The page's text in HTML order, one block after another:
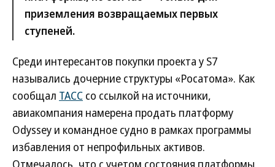
приземления возвращаемых первых
ступеней.
Среди интересантов покупки проекта у S7
назывались дочерние структуры «Росатома». Как
сообщал ТАСС со ссылкой на источники,
авиакомпания намерена продать платформу
Odyssey и командное судно в рамках программы
избавления от непрофильных активов.
Отмечалось, что с учетом состояния платформы